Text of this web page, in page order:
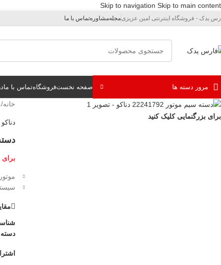
Skip to navigation Skip to main content
یدک - فروشگاه اینترنتی امین عزیزیمجلهمشاورهتماس با ما
مرور دسته ها صفحه نخستفروشگاهتماس با ما
برای بزرگنمایی کلیک کنید
خانه/
دناکو
دسته
موتور TU5